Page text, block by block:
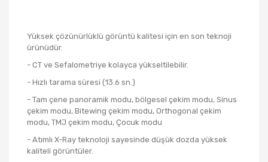
Yüksek çözünürlüklü görüntü kalitesi için en son teknoji
ürünüdür.
- CT ve Sefalometriye kolayca yükseltilebilir.
- Hızlı tarama süresi (13.6 sn.)
- Tam çene panoramik modu, bölgesel çekim modu, Sinus
çekim modu, Bitewing çekim modu, Orthogonal çekim
modu, TMJ çekim modu, Çocuk modu
- Atımlı X-Ray teknoloji sayesinde düşük dozda yüksek
kaliteli görüntüler.